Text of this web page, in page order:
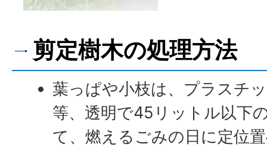
剪定樹木の処理方法
葉っぱや小枝は、プラスチ
等、透明で45リットル以下
て、燃えるごみの日に定位